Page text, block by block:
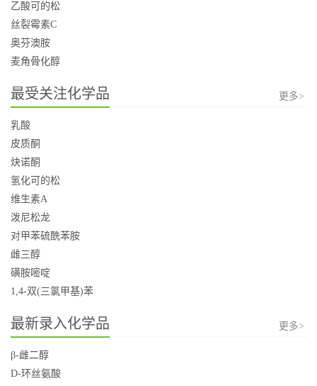
乙酸可的松
丝裂霉素C
奥芬澳胺
麦角骨化醇
最受关注化学品 更多>
乳酸
皮质酮
炔诺酮
氢化可的松
维生素A
泼尼松龙
对甲苯硫酰苯胺
雌三醇
磺胺嘧啶
1,4-双(三氯甲基)苯
最新录入化学品 更多>
β-雌二醇
D-环丝氨酸